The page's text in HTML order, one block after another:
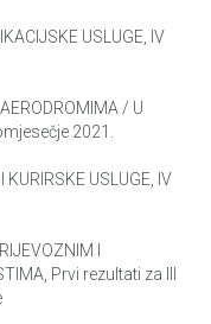
USLUGE, IV
/ U
2021.
USLUGE, IV
I
Prvi rezultati za III